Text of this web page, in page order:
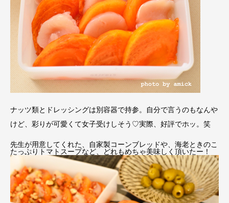
ナッツ類とドレッシングは別容器で持参。自分で言うのもなんや
けど、彩りが可愛くて女子受けしそう♡実際、好評でホッ。笑
先生が用意してくれた、自家製コーンブレッドや、海老ときのこ
たっぷりトマトスープなど、どれもめちゃ美味しく頂いたー！